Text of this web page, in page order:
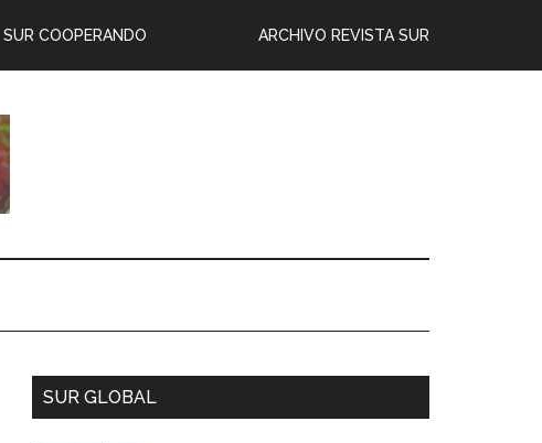
ARCHIVO REVISTA SUR
SUR COOPERANDO
SUR GLOBAL